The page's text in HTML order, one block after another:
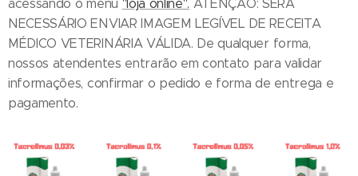
acessando o menu "loja online". ATENÇÃO: SERÁ
NECESSÁRIO ENVIAR IMAGEM LEGÍVEL DE RECEITA
MÉDICO VETERINÁRIA VÁLIDA. De qualquer forma,
nossos atendentes entrarão em contato para validar
informações, confirmar o pedido e forma de entrega e
pagamento.